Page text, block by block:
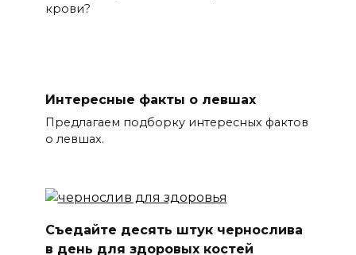
крови?
Интересные факты о левшах
Предлагаем подборку интересных фактов
о левшах.
Съедайте десять штук чернослива
в день для здоровых костей